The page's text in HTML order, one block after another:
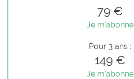
79 €
Je m'abonne
Pour 3 ans :
149 €
Je m'abonne